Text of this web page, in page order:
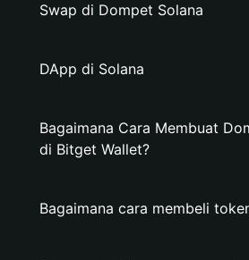
Swap di Dompet Solana
DApp di Solana
Bagaimana Cara Membuat
di Bitget Wallet?
Bagaimana cara membeli